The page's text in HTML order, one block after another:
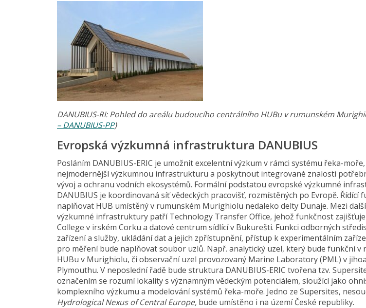
DANUBIUS-RI: Pohled do areálu budoucího centrálního HUBu v rumunském
– DANUBIUS-PP)
Evropská výzkumná infrastruktura DANUBIUS
Posláním DANUBIUS-ERIC je umožnit excelentní výzkum v rámci systému řeka-
nejmodernější výzkumnou infrastrukturu a poskytnout integrované znalosti
vývoj a ochranu vodních ekosystémů. Formální podstatou evropské výzkumné
DANUBIUS je koordinovaná síť vědeckých pracovišť, rozmístěných po Evropě. Řídící
naplňovat HUB umístěný v rumunském Murighiolu nedaleko delty Dunaje. Mezi
výzkumné infrastruktury patří Technology Transfer Office, jehož funkčnost
College v irském Corku a datové centrum sídlící v Bukurešti. Funkci odborných
zařízení a služby, ukládání dat a jejich zpřístupnění, přístup k experimentálním
pro měření bude naplňovat soubor uzlů. Např. analytický uzel, který bude funkční v
HUBu v Murighiolu, či observační uzel provozovaný Marine Laboratory (PML) v
Plymouthu. V neposlední řadě bude struktura DANUBIUS-ERIC tvořena tzv.
označením se rozumí lokality s významným vědeckým potenciálem, sloužící jako
komplexního výzkumu a modelování systémů řeka-moře. Jedno ze Supersites,
Hydrological Nexus of Central Europe, bude umístěno i na území České republiky.